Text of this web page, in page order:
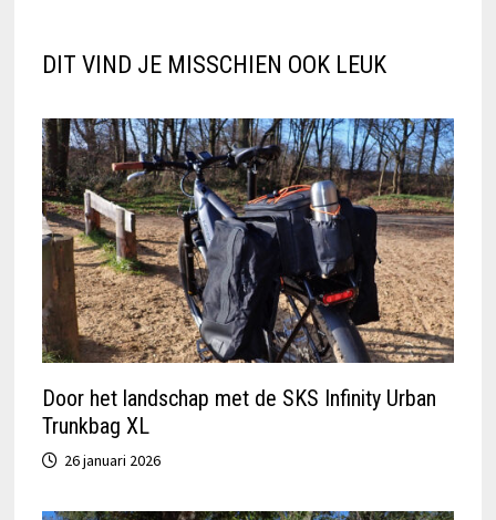
DIT VIND JE MISSCHIEN OOK LEUK
Door het landschap met de SKS Infinity Urban
Trunkbag XL
26 januari 2026